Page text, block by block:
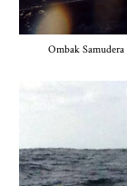
Ombak